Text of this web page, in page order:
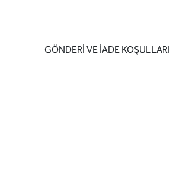
GÖNDERİ VE İADE KOŞULLARI